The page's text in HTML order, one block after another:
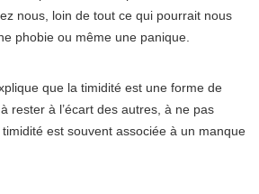
nous, loin de tout ce qui pourrait nous
phobie ou même une panique.
que la timidité est une forme de
rester à l’écart des autres, à ne pas
est souvent associée à un manque